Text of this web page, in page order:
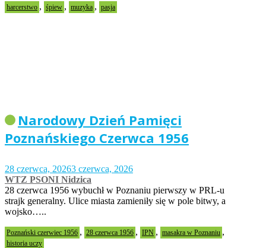
harcerstwo , śpiew , muzyka , pasja
Narodowy Dzień Pamięci
Poznańskiego Czerwca 1956
28 czerwca, 20263 czerwca, 2026
WTZ PSONI Nidzica
28 czerwca 1956 wybuchł w Poznaniu pierwszy w PRL-u
strajk generalny. Ulice miasta zamieniły się w pole bitwy, a
wojsko…..
Poznański czerwiec 1956 , 28 czerwca 1956 , IPN , masakra w Poznaniu ,
historia uczy